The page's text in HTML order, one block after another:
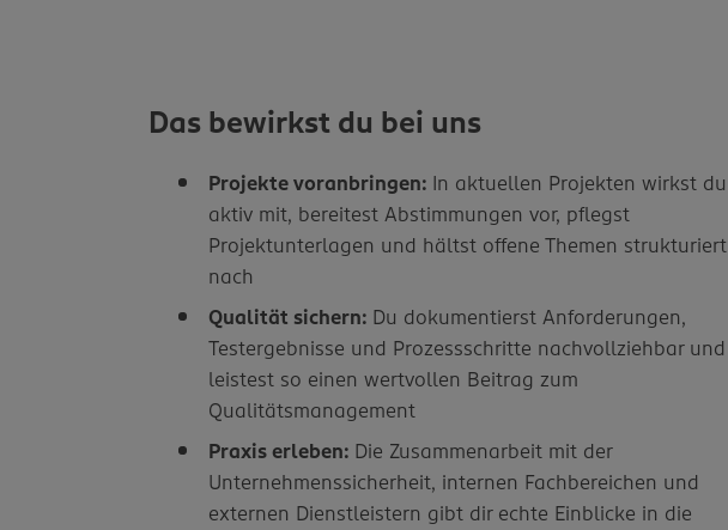
Das bewirkst du bei uns
Projekte voranbringen: In aktuellen Projekten wirkst du
aktiv mit, bereitest Abstimmungen vor, pflegst
Projektunterlagen und hältst offene Themen strukturiert
nach
Qualität sichern: Du dokumentierst Anforderungen,
Testergebnisse und Prozessschritte nachvollziehbar und
leistest so einen wertvollen Beitrag zum
Qualitätsmanagement
Praxis erleben: Die Zusammenarbeit mit der
Unternehmenssicherheit, internen Fachbereichen und
externen Dienstleistern gibt dir echte Einblicke in die